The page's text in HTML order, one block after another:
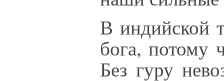
В индийской
бога, потому
Без гуру